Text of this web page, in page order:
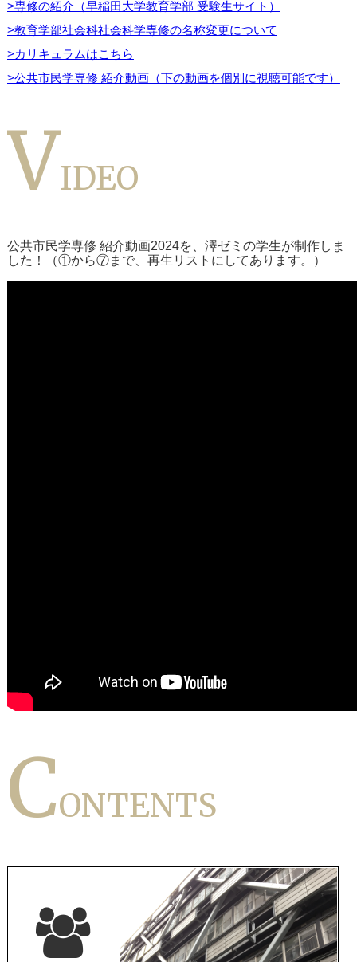
>専修の紹介（早稲田大学教育学部 受験生サイト）
>教育学部社会科社会科学専修の名称変更について
>カリキュラムはこちら
>公共市民学専修 紹介動画（下の動画を個別に視聴可能です）
VIDEO
公共市民学専修 紹介動画2024を、澤ゼミの学生が制作しま
した！（①から⑦まで、再生リストにしてあります。）
CONTENTS